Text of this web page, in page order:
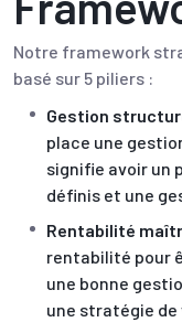
Notre framework
basé sur 5 piliers :
Gestion
place une
signifie avoir un
définis et une
Rentabilité
rentabilité pour
une bonne
une stratégie